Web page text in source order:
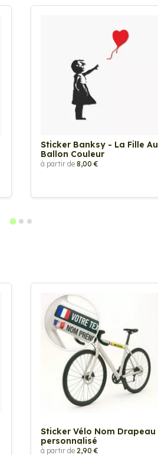
Sticker Banksy - La Fille Au
Ballon Couleur
à partir de 8,00 €
Sticker Vélo Nom Drapeau
personnalisé
à partir de 2,90 €